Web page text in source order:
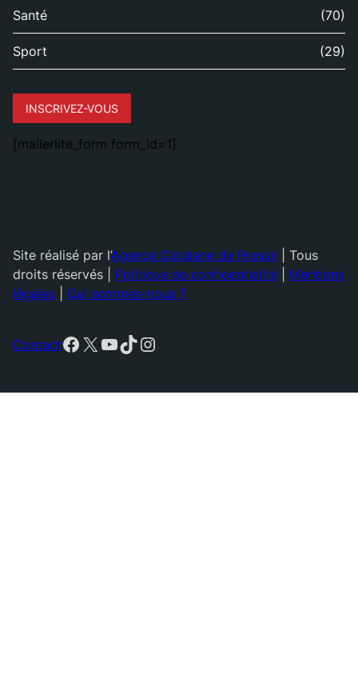
Santé (70)
Sport (29)
INSCRIVEZ-VOUS
[mailerlite_form form_id=1]
Site réalisé par l’Agence Catalane de Presse | Tous
droits réservés | Politique de confidentialité
Mentions
légales
Qui sommes-nous ?
ContactFacebook
X YouTube
TikTok
Instagram